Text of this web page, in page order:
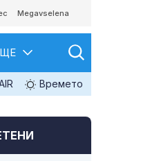
Megavselena
Времето